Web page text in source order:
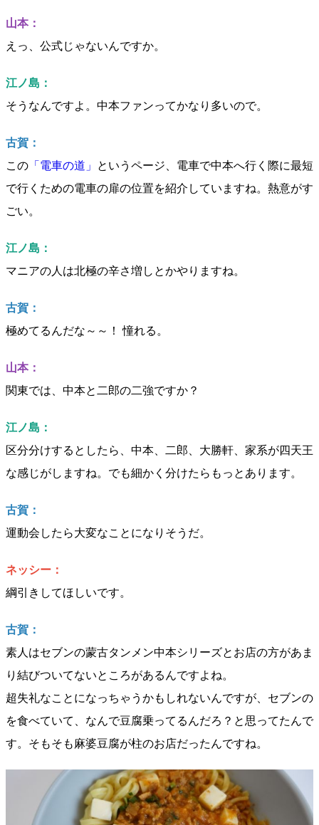
山本：
えっ、公式じゃないんですか。
江ノ島：
そうなんですよ。中本ファンってかなり多いので。
古賀：
この 「電車の道」
というページ、電車で中本へ行く際に最短
で行くための電車の扉の位置を紹介していますね。熱意がす
ごい。
江ノ島：
マニアの人は北極の辛さ増しとかやりますね。
古賀：
極めてるんだな～～！ 憧れる。
山本：
関東では、中本と二郎の二強ですか？
江ノ島：
区分分けするとしたら、中本、二郎、大勝軒、家系が四天王
な感じがしますね。でも細かく分けたらもっとあります。
古賀：
運動会したら大変なことになりそうだ。
ネッシー：
綱引きしてほしいです。
古賀：
素人はセブンの蒙古タンメン中本シリーズとお店の方があま
り結びついてないところがあるんですよね。
超失礼なことになっちゃうかもしれないんですが、セブンの
を食べていて、なんで豆腐乗ってるんだろ？と思ってたんで
す。そもそも麻婆豆腐が柱のお店だったんですね。